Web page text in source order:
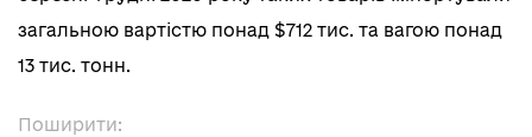
Поширити:
загальною вартістю понад $712 тис. та вагою понад
13 тис. тонн.